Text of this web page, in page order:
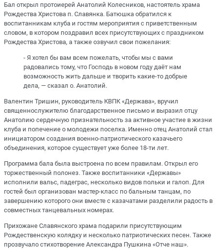
Бал открыл протоиерей Анатолий Колесников, настоятель храма
Рождества Христова п. Славянка. Батюшка обратился к
воспитанникам клуба и гостям мероприятия с приветственным
словом, в котором поздравил всех присутствующих с праздником
Рождества Христова, а также озвучил свои пожелания:
- Я хотел бы вам всем пожелать, чтобы мы с вами
радовались тому, что Господь в новом году даёт нам
возможность жить дальше и творить какие-то добрые
дела, — сказал о. Анатолий.
Валентин Тришин, руководитель КВПК «Держава», вручил
священнослужителю благодарственное письмо и выразил отцу
Анатолию сердечную признательность за активное участие в жизни
клуба и попечение о молодежи поселка. Именно отец Анатолий стал
инициатором создания военно-патриотического казачьего
объединения, которое существует уже более 18-ти лет.
Программа бала была выстроена по всем правилам. Открыл его
торжественный полонез. Также воспитанники «Державы»
исполнили вальс, падеграс, несколько видов польки и галоп. Для
гостей был организован мастер-класс по бальным танцам, по
завершению которого они вместе с казачатами разделили радость в
совместных танцевальных номерах.
Прихожане Славянского храма подарили присутствующим
Рождественскую колядку и несколько патриотических песен. Также
прозвучало стихотворение Александра Пушкина «Отче наш».